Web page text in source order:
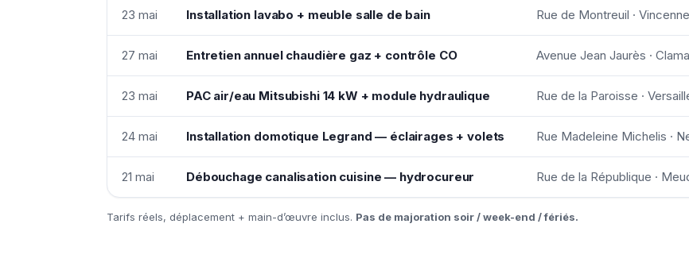
23 mai Installation lavabo + meuble salle de bain Rue de Montreuil ·
27 mai Entretien annuel chaudière gaz + contrôle CO Avenue Jean Jaurès ·
23 mai PAC air/eau Mitsubishi 14 kW + module hydraulique Rue de la Paroisse ·
24 mai Installation domotique Legrand — éclairages + volets Rue Madeleine Michelis ·
21 mai Débouchage canalisation cuisine — hydrocureur Rue de la République ·
Tarifs réels, déplacement + main-d’œuvre inclus. Pas de majoration soir / week-end / fériés.